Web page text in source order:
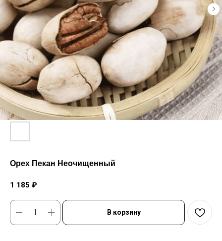
Орех Пекан Неочищенный
1 185 ₽
В корзину